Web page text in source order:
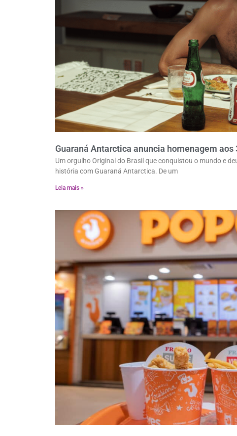
Guaraná Antarctica anuncia homenagem aos
Um orgulho Original do Brasil que conquistou o mundo e
história com Guaraná Antarctica. De um
Leia mais »